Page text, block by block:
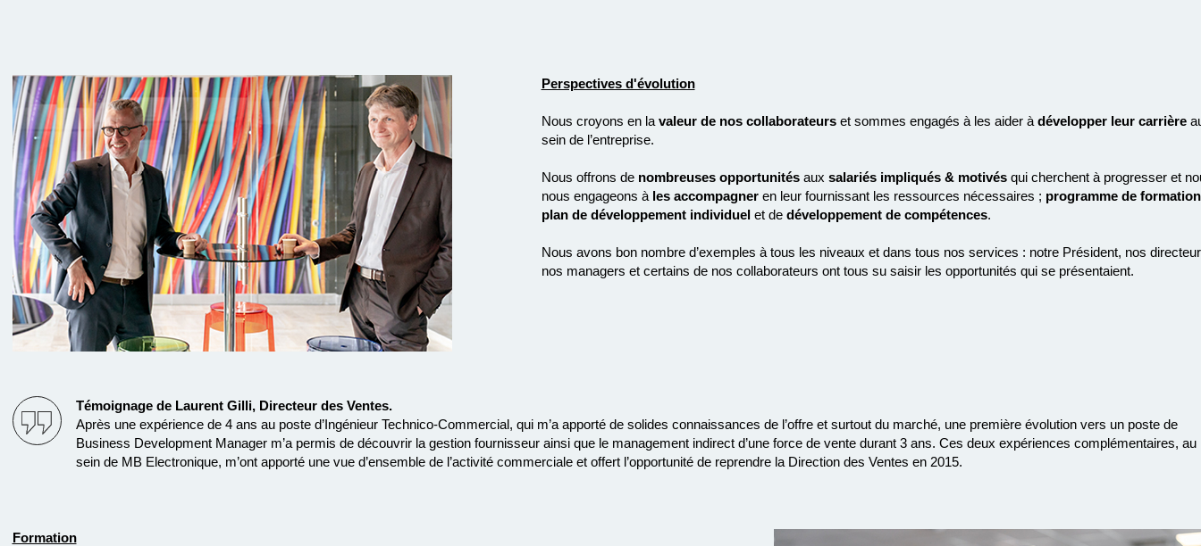
Perspectives d'évolution
Nous croyons en la valeur de nos collaborateurset sommes engagés à les aider à développer leur carrière
sein de l’entreprise.
Nous offrons de nombreuses opportunitésaux salariés impliqués & motivésqui cherchent à progresser et
nous engageons à les accompagneren leur fournissant les ressources nécessaires ; programme de
plan de développement individuelet de développement de compétences.
Nous avons bon nombre d’exemples à tous les niveaux et dans tous nos services : notre Président, nos
nos managers et certains de nos collaborateurs ont tous su saisir les opportunités qui se présentaient.
Témoignage de Laurent Gilli, Directeur des Ventes.
Après une expérience de 4 ans au poste d’Ingénieur Technico-Commercial, qui m’a apporté de solides connaissances de l’offre et surtout du marché, une première évolution vers un poste de
Business Development Manager m’a permis de découvrir la gestion fournisseur ainsi que le management indirect d’une force de vente durant 3 ans. Ces deux expériences complémentaires, au
sein de MB Electronique, m’ont apporté une vue d’ensemble de l’activité commerciale et offert l’opportunité de reprendre la Direction des Ventes en 2015.
Formation